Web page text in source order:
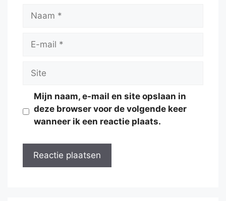
Naam
Site
Mijn naam, e-mail en site opslaan in
deze browser voor de volgende keer
wanneer ik een reactie plaats.